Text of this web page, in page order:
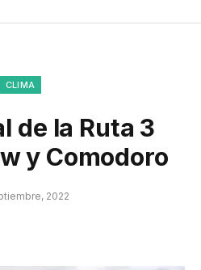
CLIMA
de la Ruta 3
y Comodoro
2022